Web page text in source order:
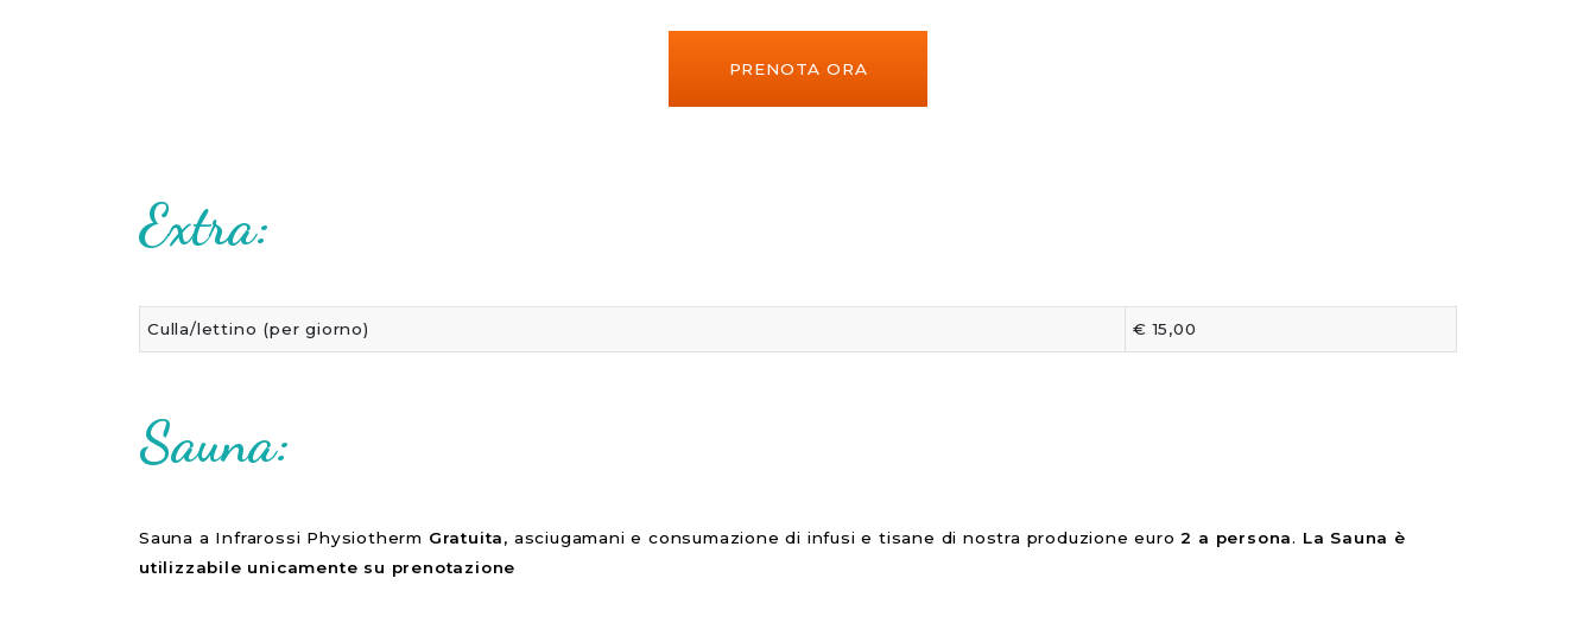
PRENOTA ORA
Extra:
Culla/lettino (per giorno) € 15,00
Sauna:
Sauna a Infrarossi Physiotherm Gratuita, asciugamani e consumazione di infusi e tisane di nostra produzione euro2 a persona. La Sauna è
utilizzabile unicamente su prenotazione